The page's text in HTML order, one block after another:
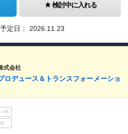
検討中に入れる
定日： 2026.11.23
式会社
ロデュース＆トランスフォーメーショ
OK